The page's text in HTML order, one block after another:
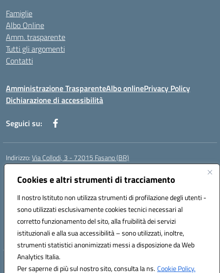
Cookies e altri strumenti di tracciamento
Il nostro Istituto non utilizza strumenti di profilazione degli utenti -
sono utilizzati esclusivamente cookies tecnici necessari al
corretto funzionamento del sito, alla fruibilità dei servizi
istituzionali e alla sua accessibilità – sono utilizzati, inoltre,
strumenti statistici anonimizzati messi a disposizione da Web
Analytics Italia.
Per saperne di più sul nostro sito, consulta la ns.Cookie Policy.
Famiglie
Albo Online
Amm. trasparente
Tutti gli argomenti
Contatti
Amministrazione TrasparenteAlbo onlinePrivacy Policy
Dichiarazione di accessibilità
Seguici su:
Indirizzo:Via Collodi, 3 - 72015 Fasano (BR)
Centralino:
Posta elettronica certificata (PEC):bric839004@pec.istruzione.it
Codice fiscale: 90059320748
Codice meccanografico:BRIC839004
Codice Indice delle Pubbliche Amministrazioni (IPA): istsc_bree02200r
Codice unico di fatturazione (CUF): MIL3BD
Hosting & Powered by 3D Solution S.r.l.